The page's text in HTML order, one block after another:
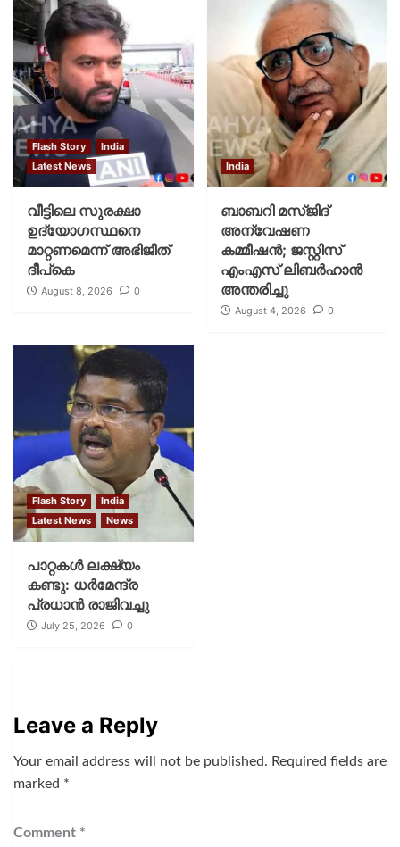
Flash Story
India
Latest News
വീട്ടിലെ സുരക്ഷാ
ഉദ്യോഗസ്ഥനെ
മാറ്റണമെന്ന് അഭിജീത്
ദീപ്‌കെ
August 8, 2026 0
India
ബാബറി മസ്ജിദ്
അന്വേഷണ
കമ്മീഷന്‍; ജസ്റ്റിസ്
എംഎസ് ലിബര്‍ഹാന്‍
അന്തരിച്ചു
August 4, 2026 0
Flash Story
India
Latest News
News
പാറ്റകള്‍ ലക്ഷ്യം
കണ്ടു: ധര്‍മേന്ദ്ര
പ്രധാന്‍ രാജിവച്ചു
July 25, 2026 0
Leave a Reply
Your email address will not be published. Required fields are
marked *
Comment *